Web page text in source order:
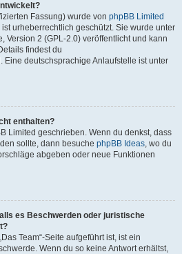
Fassung) wurde von phpBB Limited
urheberrechtlich geschützt. Sie wurde unter
Version 2 (GPL-2.0) veröffentlicht und kann
findest du
. Eine deutschsprachige Anlaufstelle ist unter
enthalten?
Limited geschrieben. Wenn du denkst, dass
sollte, dann besuche phpBB Ideas, wo du
abgeben oder neue Funktionen
es Beschwerden oder juristische
Team“-Seite aufgeführt ist, ist ein
Wenn du so keine Antwort erhältst,